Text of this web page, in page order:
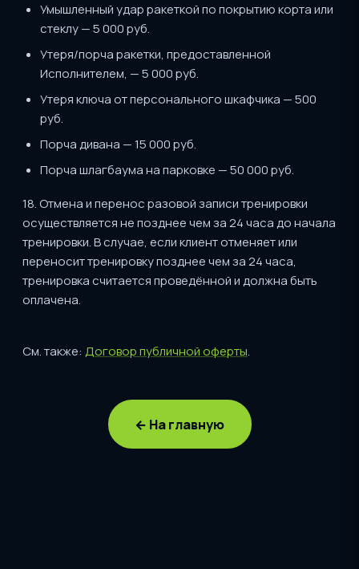
Умышленный удар ракеткой по покрытию корта или
стеклу — 5 000 руб.
Утеря/порча ракетки, предоставленной
Исполнителем, — 5 000 руб.
Утеря ключа от персонального шкафчика — 500
руб.
Порча дивана — 15 000 руб.
Порча шлагбаума на парковке — 50 000 руб.
18. Отмена и перенос разовой записи тренировки
осуществляется не позднее чем за 24 часа до начала
тренировки. В случае, если клиент отменяет или
переносит тренировку позднее чем за 24 часа,
тренировка считается проведённой и должна быть
оплачена.
См. также: Договор публичной оферты.
← На главную